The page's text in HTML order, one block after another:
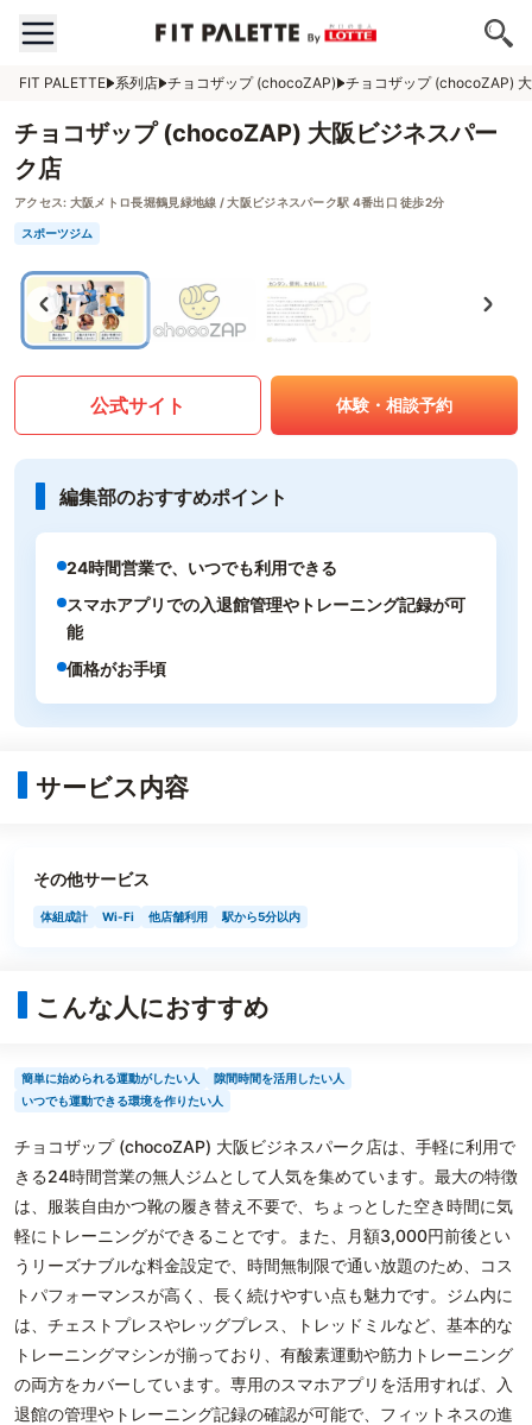
FIT PALETTE 系列店 チョコザップ (chocoZAP) チョコザップ (chocoZAP)
チョコザップ (chocoZAP) 大阪ビジネスパー
ク店
アクセス: 大阪メトロ長堀鶴見緑地線 / 大阪ビジネスパーク駅 4番出口 徒歩2分
スポーツジム
公式サイト 体験・相談予約
編集部のおすすめポイント
24時間営業で、いつでも利用できる
スマホアプリでの入退館管理やトレーニング記録が可
能
価格がお手頃
サービス内容
その他サービス
体組成計 Wi-Fi 他店舗利用 駅から5分以内
こんな人におすすめ
簡単に始められる運動がしたい人
隙間時間を活用したい人
いつでも運動できる環境を作りたい人
チョコザップ (chocoZAP) 大阪ビジネスパーク店は、手軽に利用で
きる24時間営業の無人ジムとして人気を集めています。最大の特徴
は、服装自由かつ靴の履き替え不要で、ちょっとした空き時間に気
軽にトレーニングができることです。また、月額3,000円前後とい
うリーズナブルな料金設定で、時間無制限で通い放題のため、コス
トパフォーマンスが高く、長く続けやすい点も魅力です。ジム内に
は、チェストプレスやレッグプレス、トレッドミルなど、基本的な
トレーニングマシンが揃っており、有酸素運動や筋力トレーニング
の両方をカバーしています。専用のスマホアプリを活用すれば、入
退館の管理やトレーニング記録の確認が可能で、フィットネスの進